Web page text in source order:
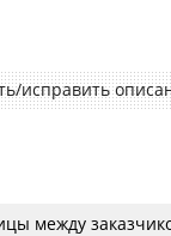
исправить
между